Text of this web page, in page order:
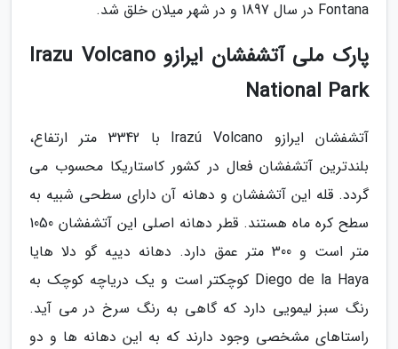
Fontana در سال 1897 و در شهر میلان خلق شد.
پارک ملی آتشفشان ایرازو Irazu Volcano
National Park
آتشفشان ایرازو Irazú Volcano با 3342 متر ارتفاع،
بلندترین آتشفشان فعال در کشور کاستاریکا محسوب می
گردد. قله این آتشفشان و دهانه آن دارای سطحی شبیه به
سطح کره ماه هستند. قطر دهانه اصلی این آتشفشان 1050
متر است و 300 متر عمق دارد. دهانه دییه گو دلا هایا
Diego de la Haya کوچکتر است و یک دریاچه کوچک به
رنگ سبز لیمویی دارد که گاهی به رنگ سرخ در می آید.
راستاهای مشخصی وجود دارند که به این دهانه ها و دو